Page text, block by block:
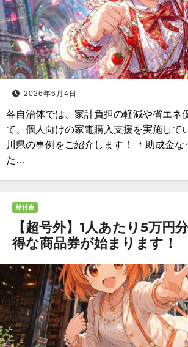
2026年6月4日
各自治体では、家計負担の軽減や省エネ
て、個人向けの家電購入支援を実施して
川県の事例をご紹介します！ ＊助成金な
た…
給付金
【超号外】1人あたり5万円
得な商品券が始まります！